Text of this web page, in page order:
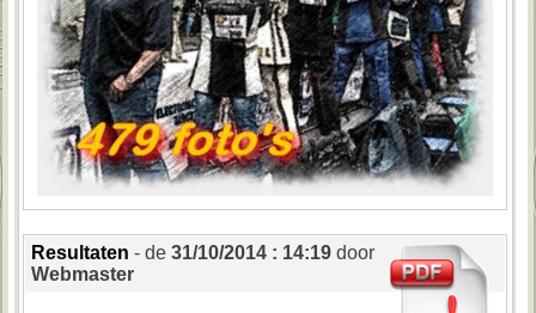
Resultaten - de 31/10/2014 : 14:19door
Webmaster